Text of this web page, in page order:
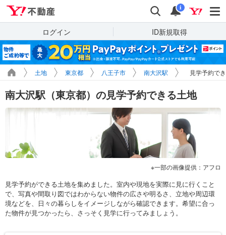
検索 通知
i
ログイン ID新規取得
土地 東京都 八王子市 南大沢駅 見学予約で
南大沢駅（東京都）の見学予約できる土地
一部の画像提供：アフロ
見学予約ができる土地を集めました。室内や現地を実際に見に行くこと
で、写真や間取り図ではわからない物件の広さや明るさ、立地や周辺環
境などを、日々の暮らしをイメージしながら確認できます。希望に合っ
た物件が見つかったら、さっそく見学に行ってみましょう。